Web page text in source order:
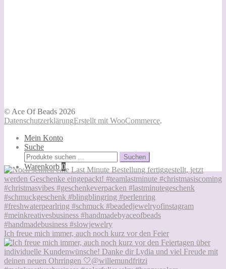
Ich freue mich immer, auch noch kurz vor den Feier
© Ace Of Beads 2026
DatenschutzerklärungErstellt mit WooCommerce.
Mein Konto
Suche
Suchen
nach:
Suchen
Warenkorb 0